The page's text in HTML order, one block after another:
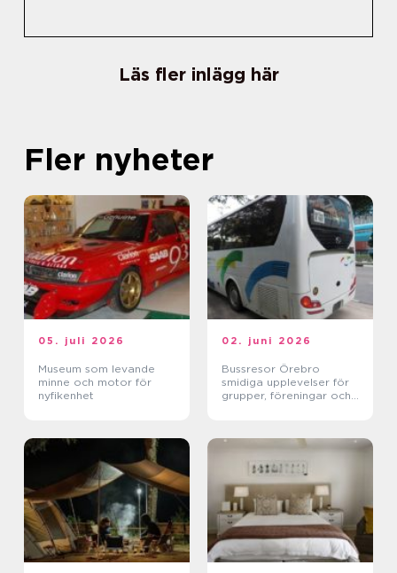
Läs fler inlägg här
Fler nyheter
05. juli 2026
Museum som levande
minne och motor för
nyfikenhet
02. juni 2026
Bussresor Örebro
smidiga upplevelser för
grupper, föreningar och